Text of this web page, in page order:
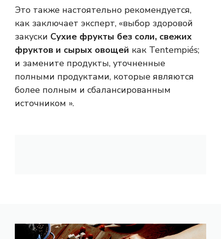
Это также настоятельно рекомендуется,
как заключает эксперт, «выбор здоровой
закуски Сухие фрукты без соли, свежих
фруктов и сырых овощей как Tentempiés;
и замените продукты, уточненные
полными продуктами, которые являются
более полным и сбалансированным
источником ».